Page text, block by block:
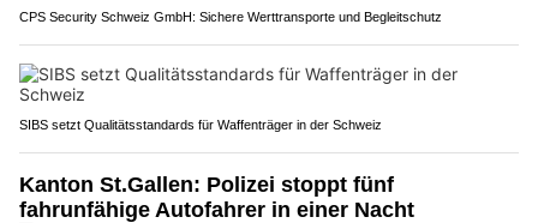
CPS Security Schweiz GmbH: Sichere Werttransporte und Begleitschutz
SIBS setzt Qualitätsstandards für Waffenträger in der Schweiz
Kanton St.Gallen: Polizei stoppt fünf
fahrunfähige Autofahrer in einer Nacht